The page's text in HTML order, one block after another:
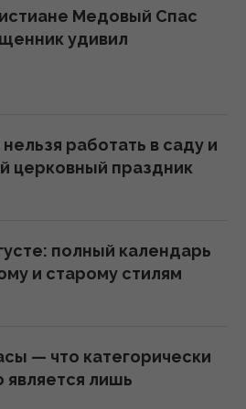
августа: когда ждать
достигнет
может превысить
Медовый Спас
удивил
работать в саду и
церковный праздник
полный календарь
и старому стилям
— что категорически
является лишь